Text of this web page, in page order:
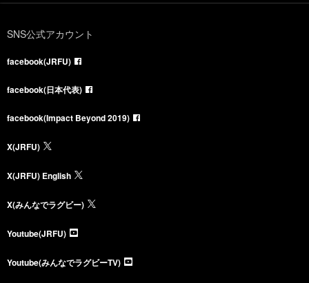
SNS公式アカウント
facebook(JRFU)
facebook(日本代表)
facebook(Impact Beyond 2019)
X(JRFU)
X(JRFU) English
X(みんなでラグビー)
Youtube(JRFU)
Youtube(みんなでラグビーTV)